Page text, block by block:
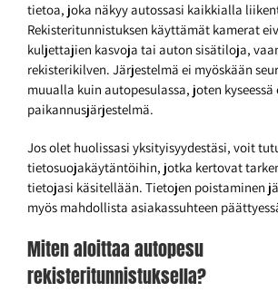
tietoa, joka näkyy autossasi kaikkialla
Rekisteritunnistuksen käyttämät kamerat
kuljettajien kasvoja tai auton sisätiloja,
rekisterikilven. Järjestelmä ei myöskään
muualla kuin autopesulassa, joten kyseessä
paikannusjärjestelmä.
Jos olet huolissasi yksityisyydestäsi, voit
tietosuojakäytäntöihin, jotka kertovat
tietojasi käsitellään. Tietojen poistaminen
myös mahdollista asiakassuhteen
Miten aloittaa autopesu
rekisteritunnistuksella?